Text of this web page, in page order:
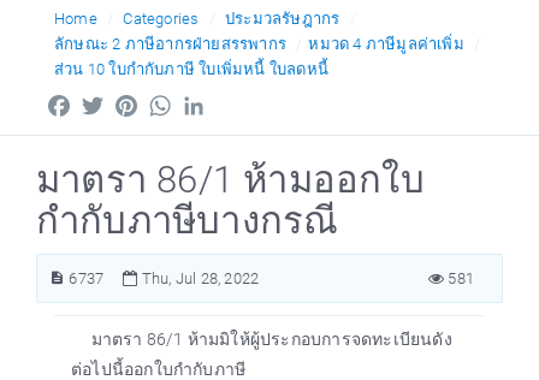
Ask a Question
Thai
Home Categories
ประมวลรัษฎากร
ลักษณะ 2 ภาษีอากรฝ่ายสรรพากร
หมวด 4 ภาษีมูลค่าเพิ่ม
ส่วน 10 ใบกำกับภาษี ใบเพิ่มหนี้ ใบลดหนี้
FacebookTwitterPinterestWhatsApp
มาตรา 86/1 ห้ามออกใบ
กำกับภาษีบางกรณี
6737 Thu, Jul 28, 2022 581
มาตรา 86/1 ห้ามมิให้ผู้ประกอบการจดทะเบียนดัง
ต่อไปนี้ออกใบกำกับภาษี